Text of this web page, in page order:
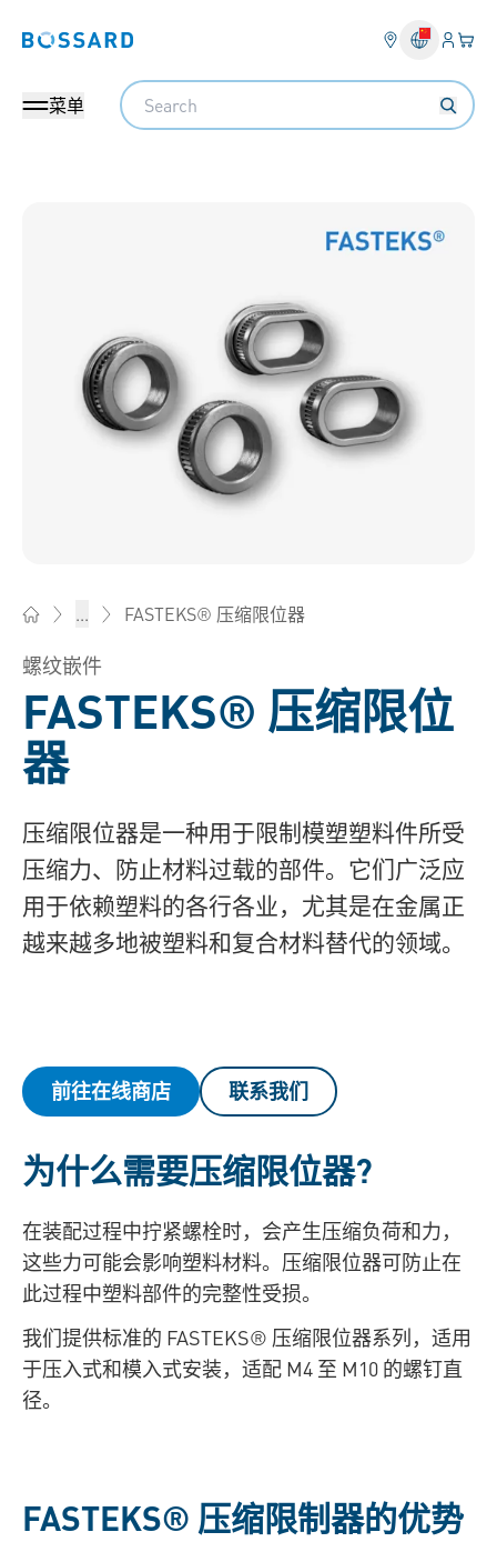
Bossard homepage 登入
您
菜单
Search
... FASTEKS® 压缩限位器
螺纹嵌件
FASTEKS® 压缩限位
器
压缩限位器是一种用于限制模塑塑料件所受
压缩力、防止材料过载的部件。它们广泛应
用于依赖塑料的各行各业，尤其是在金属正
越来越多地被塑料和复合材料替代的领域。
前往在线商店 联系我们
为什么需要压缩限位器?
在装配过程中拧紧螺栓时，会产生压缩负荷和力，
这些力可能会影响塑料材料。压缩限位器可防止在
此过程中塑料部件的完整性受损。
我们提供标准的 FASTEKS® 压缩限位器系列，适用
于压入式和模入式安装，适配 M4 至 M10 的螺钉直
径。
FASTEKS® 压缩限制器的优势